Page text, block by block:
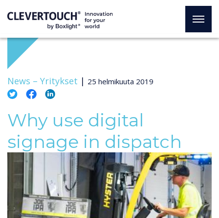
News – Yritykset | 25 helmikuuta 2019
Why use digital
signage in dispatch